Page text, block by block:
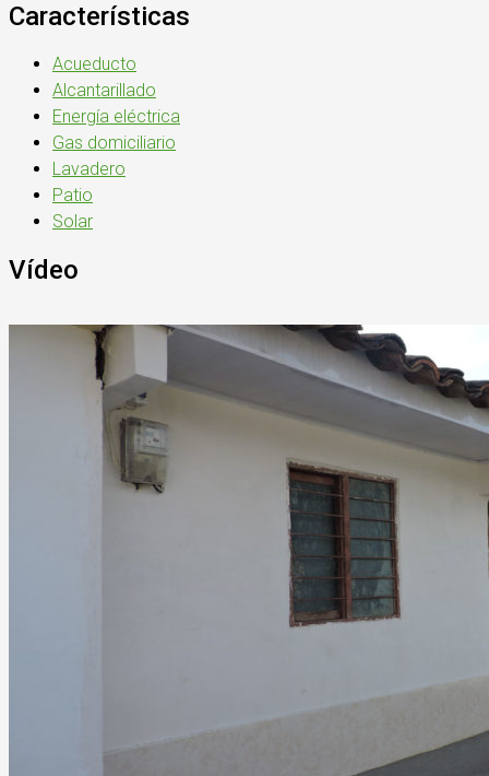
Características
Acueducto
Alcantarillado
Energía eléctrica
Gas domiciliario
Lavadero
Patio
Solar
Vídeo